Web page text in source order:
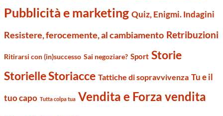
Pubblicità e marketing Quiz, Enigmi. Indagini
Resistere, ferocemente, al cambiamento Retribuzioni
Ritirarsi con (in)successo Sai negoziare? Sport Storie
Storielle Storiacce Tattiche di sopravvivenza Tu e il
tuo capo Tutta colpa tua Vendita e Forza vendita